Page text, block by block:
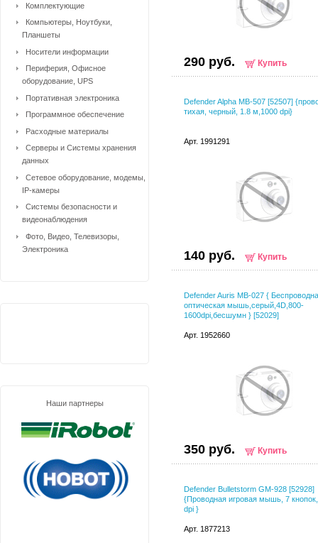
290 руб. Купить
Defender Alpha MB-507 [52507]
тихая, черный, 1.8 м,1000 dpi}
Арт. 1991291
140 руб. Купить
Defender Auris MB-027 {
оптическая мышь,серый,4D,800-
1600dpi,бесшумн } [52029]
Арт. 1952660
350 руб. Купить
Defender Bulletstorm GM-928 [52928]
{Проводная игровая мышь, 7
dpi }
Арт. 1877213
Комплектующие
Компьютеры, Ноутбуки,
Планшеты
Носители информации
Периферия, Офисное
оборудование, UPS
Портативная электроника
Программное обеспечение
Расходные материалы
Серверы и Системы хранения
данных
Сетевое оборудование, модемы,
IP-камеры
Системы безопасности и
видеонаблюдения
Фото, Видео, Телевизоры,
Электроника
Наши партнеры